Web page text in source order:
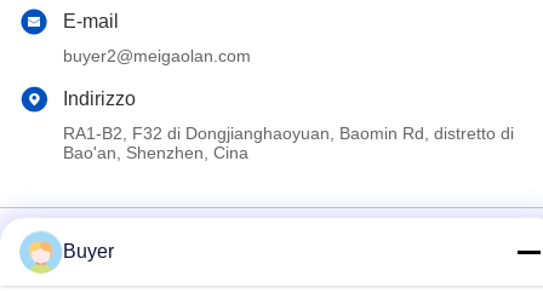
E-mail
buyer2@meigaolan.com
Indirizzo
RA1-B2, F32 di Dongjianghaoyuan, Baomin Rd, distretto di
Bao'an, Shenzhen, Cina
Cina Buona qualità Analizzatore di spettro di rf Fornitore. 2023-
Buyer